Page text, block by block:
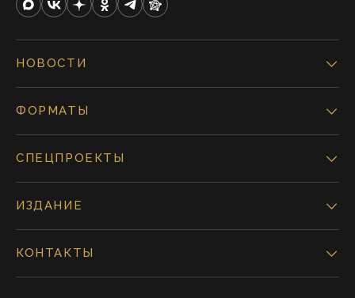
НОВОСТИ
ФОРМАТЫ
СПЕЦПРОЕКТЫ
ИЗДАНИЕ
КОНТАКТЫ